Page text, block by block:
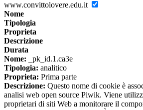
www.convittolovere.edu.it
Nome
Tipologia
Proprieta
Descrizione
Durata
Nome: _pk_id.1.ca3e
Tipologia: analitico
Proprieta: Prima parte
Descrizione: Questo nome di cookie è
analisi web open source Piwik. Viene
proprietari di siti Web a monitorare il